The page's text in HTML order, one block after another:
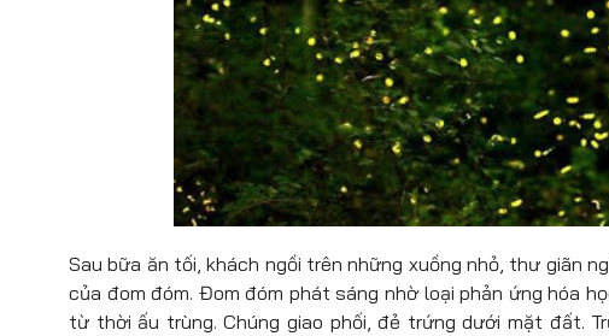
Sau bữa ăn tối, khách ngồi trên những xuồng nhỏ, thư giãn
của đom đóm. Đom đóm phát sáng nhờ loại phản ứng hóa
từ thời ấu trùng. Chúng giao phối, đẻ trứng dưới mặt đất.